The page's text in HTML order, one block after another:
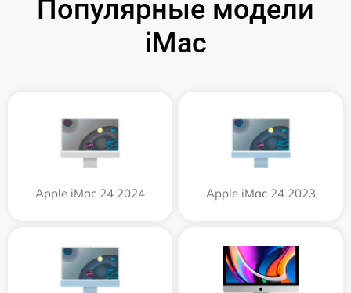
Популярные модели
iMac
Apple iMac 24 2024 Apple iMac 24 2023